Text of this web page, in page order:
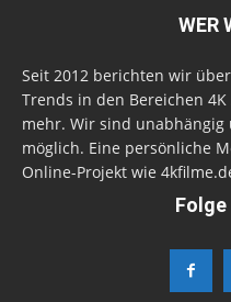
WER
Seit 2012 berichten wir
Trends in den Bereichen
mehr. Wir sind
möglich. Eine persönliche
Online-Projekt wie